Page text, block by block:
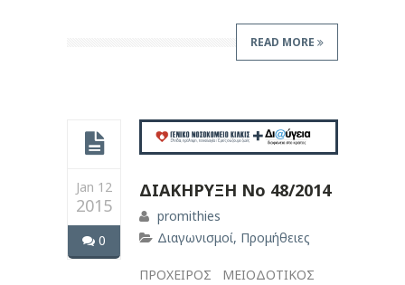
READ MORE
Jan 12
2015
0
ΔΙΑΚΗΡΥΞΗ Νο 48/2014
promithies
Διαγωνισμοί, Προμήθειες
ΠΡΟΧΕΙΡΟΣ ΜΕΙΟΔΟΤΙΚΟΣ